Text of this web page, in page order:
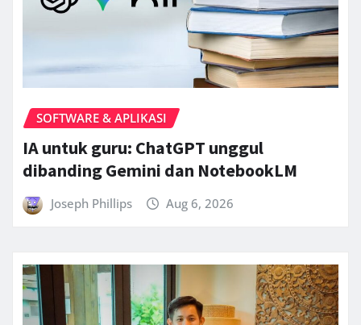
SOFTWARE & APLIKASI
IA untuk guru: ChatGPT unggul
dibanding Gemini dan NotebookLM
Joseph Phillips Aug 6, 2026